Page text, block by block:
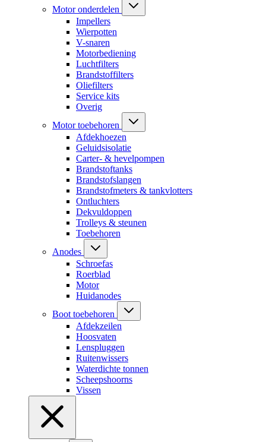
Motor onderdelen
Impellers
Wierpotten
V-snaren
Motorbediening
Luchtfilters
Brandstoffilters
Oliefilters
Service kits
Overig
Motor toebehoren
Afdekhoezen
Geluidsisolatie
Carter- & hevelpompen
Brandstoftanks
Brandstofslangen
Brandstofmeters & tankvlotters
Ontluchters
Dekvuldoppen
Trolleys & steunen
Toebehoren
Anodes
Schroefas
Roerblad
Motor
Huidanodes
Boot toebehoren
Afdekzeilen
Hoosvaten
Lenspluggen
Ruitenwissers
Waterdichte tonnen
Scheepshoorns
Vissen